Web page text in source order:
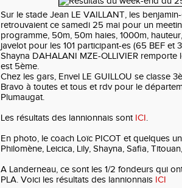
Sur le stade Jean LE VAILLANT, les
retrouvaient ce samedi 25 mai pour un
programme, 50m, 50m haies, 1000m,
javelot pour les 101 participant-es (65 BEF et
Shayna DAHALANI MZE-OLLIVIER remporte
est 5ème.
Chez les gars, Envel LE GUILLOU se classe
Bravo à toutes et tous et rdv pour le
Plumaugat.
Les résultats des lannionnais sont ICI.
En photo, le coach Loïc PICOT et quelques
Philomène, Leicica, Lily, Shayna, Safia,
A Landerneau, ce sont les 1/2 fondeurs qui
PLA. Voici les résultats des lannionnais ICI